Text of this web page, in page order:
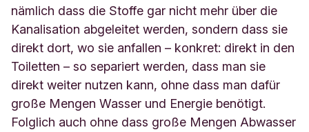
nämlich dass die Stoffe gar nicht mehr über die
Kanalisation abgeleitet werden, sondern dass sie
direkt dort, wo sie anfallen – konkret: direkt in den
Toiletten – so separiert werden, dass man sie
direkt weiter nutzen kann, ohne dass man dafür
große Mengen Wasser und Energie benötigt.
Folglich auch ohne dass große Mengen Abwasser